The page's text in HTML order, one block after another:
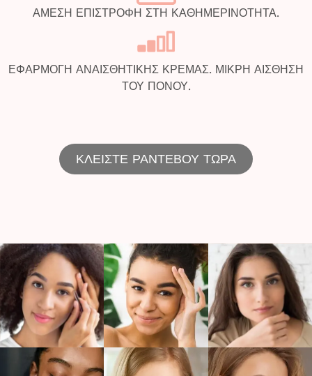
ΑΜΕΣΗ ΕΠΙΣΤΡΟΦΗ ΣΤΗ ΚΑΘΗΜΕΡΙΝΟΤΗΤΑ.
ΕΦΑΡΜΟΓΗ ΑΝΑΙΣΘΗΤΙΚΗΣ ΚΡΕΜΑΣ. ΜΙΚΡΗ ΑΙΣΘΗΣΗ
ΤΟΥ ΠΟΝΟΥ.
ΚΛΕΙΣΤΕ ΡΑΝΤΕΒΟΥ ΤΩΡΑ